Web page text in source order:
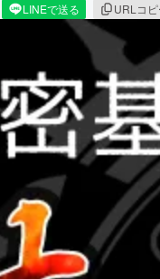
LINEで送る URLコ